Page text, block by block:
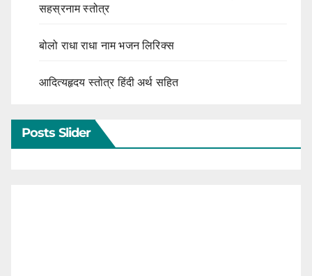
सहस्रनाम स्तोत्र
बोलो राधा राधा नाम भजन लिरिक्स
आदित्यहृदय स्तोत्र हिंदी अर्थ सहित
Posts Slider